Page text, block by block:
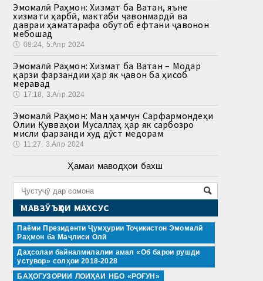
Эмомалӣ Раҳмон: Хизмат ба Ватан, яъне
хизмати ҳарбӣ, мактаби ҷавонмардӣ ва
давраи ҳаматарафа обутоб ёфтани ҷавонон
мебошад
🕔 08:24, 5.Апр 2024
Эмомалӣ Раҳмон: Хизмат ба Ватан – Модар
қарзи фарзандии ҳар як ҷавон ба ҳисоб
меравад
🕔 17:18, 3.Апр 2024
Эмомалӣ Раҳмон: Ман ҳамчун Сарфармондеҳи
Олии Қувваҳои Мусаллаҳ ҳар як сарбозро
мисли фарзанди худ дӯст медорам
🕔 11:27, 3.Апр 2024
Ҳамаи маводҳои бахш
МАВЗӮЪҲОИ МАХСУС
Паёми Президенти Ҷумҳурии Тоҷикистон Эмомалӣ
Раҳмон ба Маҷлиси Олӣ
Даҳсолаи байналмилалии амал «Об барои рушди
устувор» солҳои 2018-2028
БАҲОГУЗОРИИ ЛОИҲАИ НБО «РОҒУН»